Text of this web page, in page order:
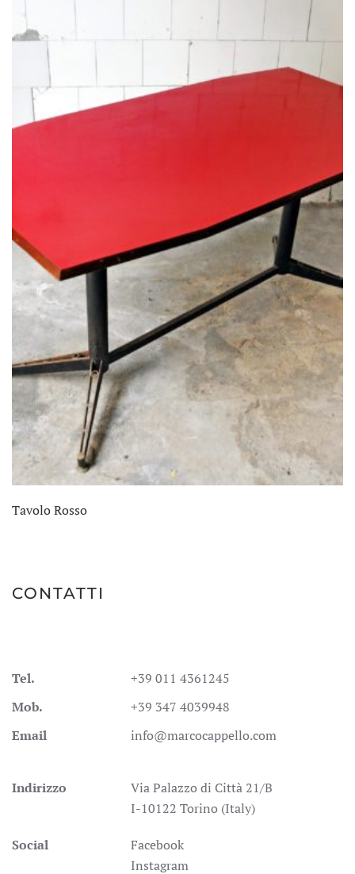
Tavolo Rosso
CONTATTI
Tel.
+39 011 4361245
Mob.
+39 347 4039948
Email
info@marcocappello.com
Indirizzo
Via Palazzo di Città 21/B
I-10122 Torino (Italy)
Social
Facebook
Instagram